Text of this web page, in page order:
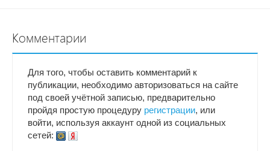
Комментарии
Для того, чтобы оставить комментарий к
публикации, необходимо авторизоваться на сайте
под своей учётной записью, предварительно
пройдя простую процедуру регистрации, или
войти, используя аккаунт одной из социальных
сетей: